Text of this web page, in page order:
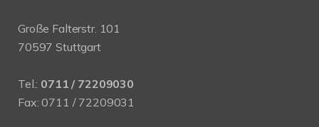
Große Falterstr. 101
70597 Stuttgart
Tel.: 0711 / 72209030
Fax: 0711 / 72209031